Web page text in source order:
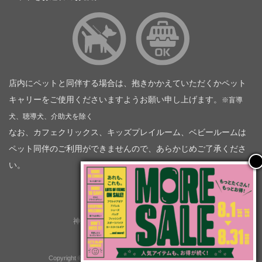
店内にペットと同伴する場合は、抱きかかえていただくかペット
キャリーをご使用くださいますようお願い申し上げます。
※盲導
犬、聴導犬、介助犬を除く
なお、カフェクリックス、キッズプレイルーム、ベビールームは
ペット同伴のご利用ができませんので、あらかじめご了承くださ
い。
神奈川トヨタ自動車（企業情報）
トヨタモビリティ神奈川
株式会社会社ＫＴグループ
Copyright © GOOD OPEN AIRS myX All Rights Reserved.